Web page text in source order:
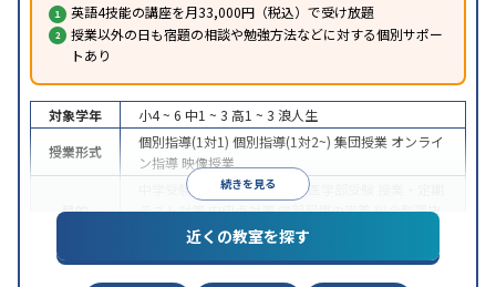
英語4技能の講座を月33,000円（税込）で受け放題
授業以外の日も宿題の相談や勉強方法などに対する個別サポー
トあり
続きを見る
対象学年 小4 ~ 6 中1 ~ 3 高1 ~ 3 浪人生
授業形式
個別指導(1対1) 個別指導(1対2~) 集団授業 オンライ
ン指導 映像授業
目的
中学受験 高校受験大学受験 医学部受験
テスト対策内申点対策学習習慣の定着総合型選抜
(旧AO)対策 推薦入試対策学校別特化対策
中高一貫校生に対応特待生・奨学金制度あり成績
保証制度あり授業の振替可能 不登校生に対応
近くの教室を探す